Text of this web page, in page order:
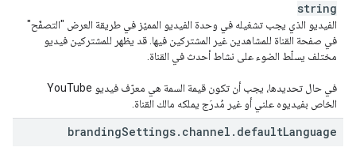
string
الفيديو الذي يجب تشغيله في وحدة الفيديو المميّز في طريقة العرض "التصفّح"
في صفحة القناة للمشاهدين غير المشتركين فيها. قد يظهر للمشتركين فيديو
مختلف يسلّط الضوء على نشاط أحدث في القناة.
في حال تحديدها، يجب أن تكون قيمة السمة هي معرّف فيديو YouTube
الخاص بفيديوه علني أو غير مُدرَج يملكه مالك القناة.
brandingSettings. channel . defaultLanguage